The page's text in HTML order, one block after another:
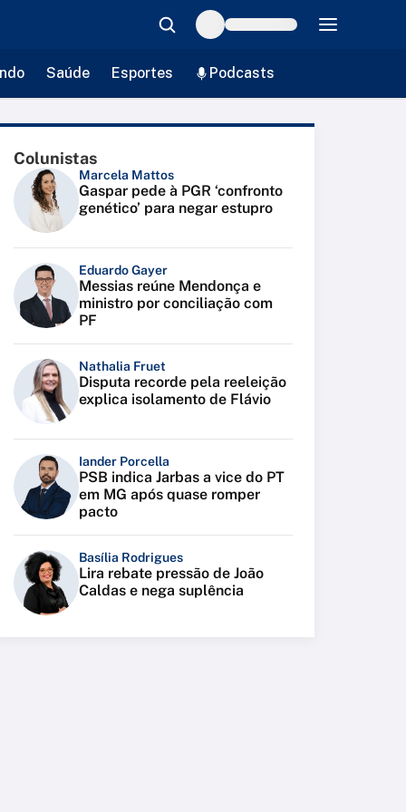
Saúde Esportes Podcasts
Colunistas
Marcela Mattos
Gaspar pede à PGR ‘confronto
genético’ para negar estupro
Eduardo Gayer
Messias reúne Mendonça e
ministro por conciliação com
PF
Nathalia Fruet
Disputa recorde pela reeleição
explica isolamento de Flávio
Iander Porcella
PSB indica Jarbas a vice do PT
em MG após quase romper
pacto
Basília Rodrigues
Lira rebate pressão de João
Caldas e nega suplência